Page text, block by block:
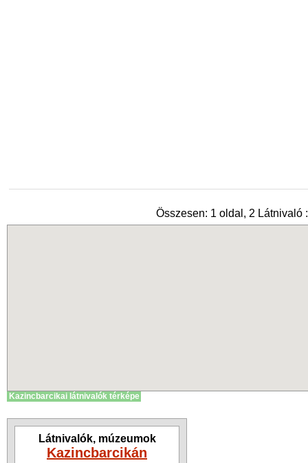
Összesen: 1 oldal, 2 Látnivaló :
Kazincbarcikai látnivalók térképe
Látnivalók, múzeumok
Kazincbarcikán